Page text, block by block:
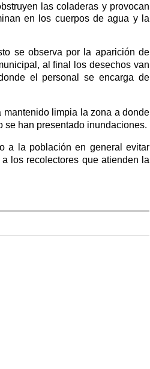
las coladeras y provocan
en los cuerpos de agua y la
se observa por la aparición de
al final los desechos van
el personal se encarga de
mantenido limpia la zona a donde
se han presentado inundaciones.
a la población en general evitar
los recolectores que atienden la